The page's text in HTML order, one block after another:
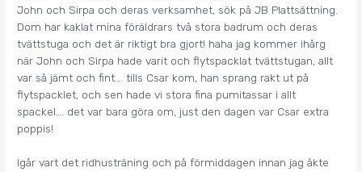
John och Sirpa och deras verksamhet, sök på JB Plattsättning.
Dom har kaklat mina föräldrars två stora badrum och deras
tvättstuga och det är riktigt bra gjort! haha jag kommer ihårg
när John och Sirpa hade varit och flytspacklat tvättstugan, allt
var så jämt och fint…. tills Csar kom, han sprang rakt ut på
flytspacklet, och sen hade vi stora fina pumitassar i allt
spackel…. det var bara göra om, just den dagen var Csar extra
poppis!
Igår vart det ridhusträning och på förmiddagen innan jag åkte